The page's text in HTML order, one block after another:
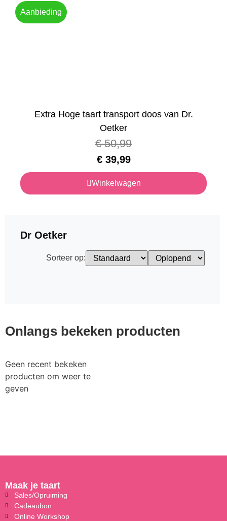
Aanbieding
Extra Hoge taart transport doos van Dr.
Oetker
€50,99
€39,99
Winkelwagen
Dr Oetker
Sorteer op:
Onlangs bekeken producten
Geen recent bekeken
producten om weer te
geven
Maak je taart
Sales/Opruiming
Cadeaubon
Online Workshop